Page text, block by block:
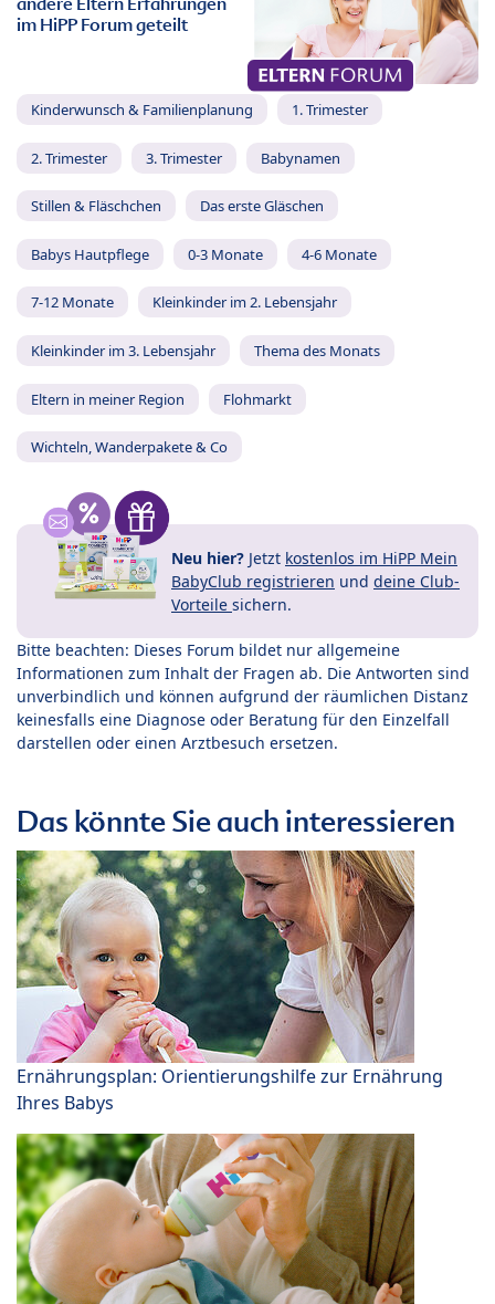
im HiPP Forum geteilt
Kinderwunsch & Familienplanung 1. Trimester
2. Trimester 3. Trimester Babynamen
Stillen & Fläschchen Das erste Gläschen
Babys Hautpflege 0-3 Monate 4-6 Monate
7-12 Monate Kleinkinder im 2. Lebensjahr
Kleinkinder im 3. Lebensjahr Thema des Monats
Eltern in meiner Region Flohmarkt
Wichteln, Wanderpakete & Co
Neu hier? Jetzt kostenlos im HiPP Mein
BabyClub registrieren und deine Club-
Vorteile sichern.
Bitte beachten: Dieses Forum bildet nur allgemeine
Informationen zum Inhalt der Fragen ab. Die Antworten sind
unverbindlich und können aufgrund der räumlichen Distanz
keinesfalls eine Diagnose oder Beratung für den Einzelfall
darstellen oder einen Arztbesuch ersetzen.
Das könnte Sie auch interessieren
Ernährungsplan: Orientierungshilfe zur Ernährung
Ihres Babys